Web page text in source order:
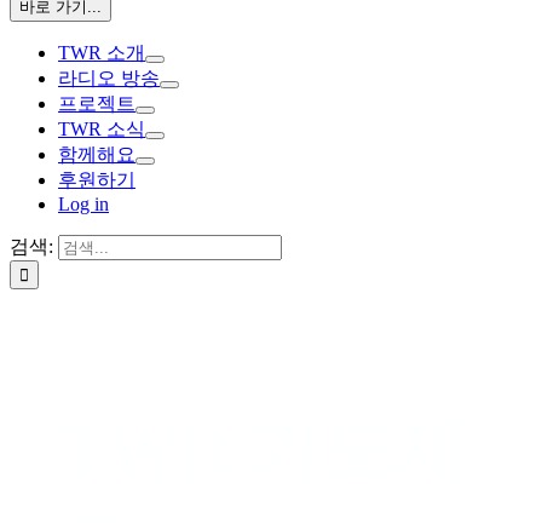
바로 가기...
TWR 소개
라디오 방송
프로젝트
TWR 소식
함께해요
후원하기
Log in
검색: